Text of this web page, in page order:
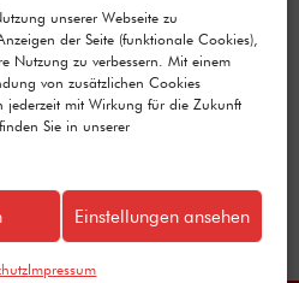
unserer Webseite zu
der Seite (funktionale Cookies),
Nutzung zu verbessern. Mit einem
von zusätzlichen Cookies
mit Wirkung für die Zukunft
Sie in unserer
Einstellungen ansehen
Impressum
Senden